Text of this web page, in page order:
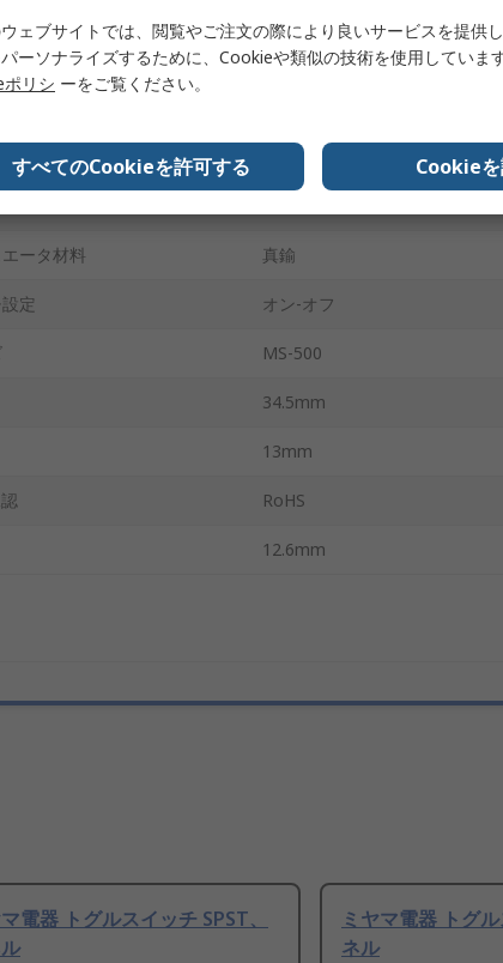
はんだ
エータ長さ 12mm
ータ材料 真鍮
定 オン-オフ
MS-500
34.5mm
13mm
RoHS
12.6mm
電器 トグルスイッチ SPST、
ミヤマ電器 トグ
ネル
ェブサイトでは、閲覧やご注文の際により良いサービスを提供
ーソナライズするために、Cookieや類似の技術を使用していま
リシ ーをご覧ください。
すべてのCookieを許可する Cookie